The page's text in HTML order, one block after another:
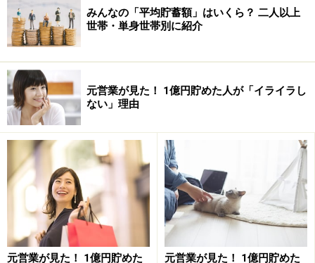
シャンプー、ドリンクや食材などがオトクになっていた
ら、「たくさん買っておこう」と思う方は多いのではな
いでしょうか。
特に「節約をしてお金を貯めたい！」と思っている方
は、なおさらかもしれません。今がチャンスとばかりに
4個も5個も、なんなら10個も20個もまとめて買ったとい
う経験があることと思います。
ネットショッピングをして、後日家に大きな段ボール箱
が届き、「こんなに大きな箱？ 何を買ったんだっけ？」
と思い、開封してみたら、同じ洗剤やドリンクが大量に
入っていて、「収納場所、どうしよう。こんなにたくさ
みんなの「平均貯蓄額」はいくら？ 二人以上
世帯・単身世帯別に紹介
元営業が見た！ 1億円貯めた人が「イライラし
ない」理由
元営業が見た！ 1億円貯めた
元営業が見た！ 1億円貯めた